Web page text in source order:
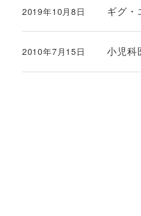
ギグ・
投稿日
2019年10月8日
小児科
投稿日
2010年7月15日